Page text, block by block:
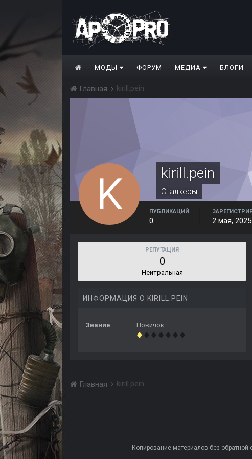
МОДЫ ФОРУМ МЕДИА БЛОГИ
Главная kirill.pein
kirill.pein
Сталкеры
ПУБЛИКАЦИЙ
0 2 мая, 2025
РЕПУТАЦИЯ
0
Нейтральная
ИНФОРМАЦИЯ О KIRILL.PEIN
Звание Новичок
Главная kirill.pein
Копирование материалов без обратной